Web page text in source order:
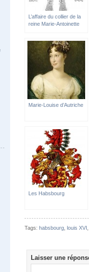
L’affaire du collier de la
reine Marie-Antoinette
Marie-Louise d’Autriche
Les Habsbourg
Tags: habsbourg louis XVI
Laisser une